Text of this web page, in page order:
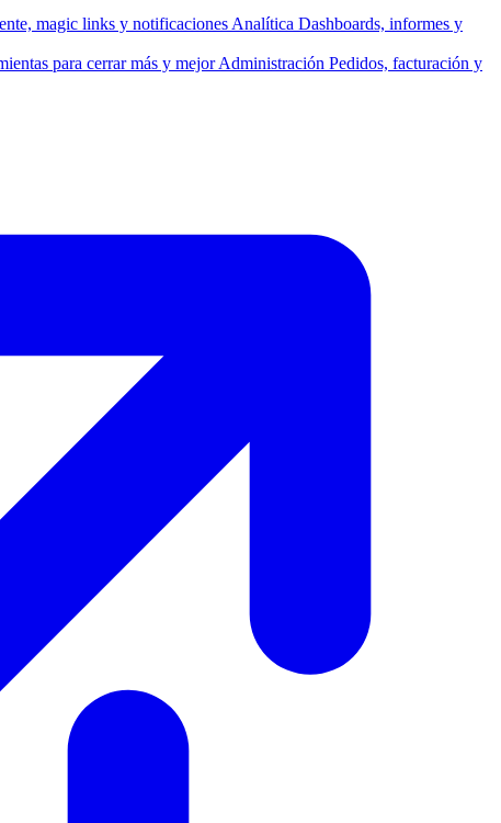
magic links y notificaciones Analítica Dashboards, informes y
para cerrar más y mejorAdministración Pedidos, facturación y